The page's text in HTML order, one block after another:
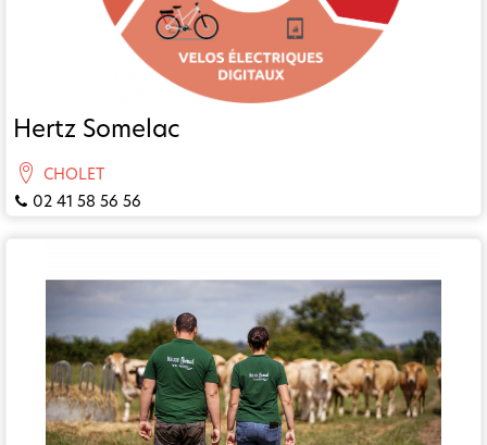
Hertz Somelac
CHOLET
02 41 58 56 56